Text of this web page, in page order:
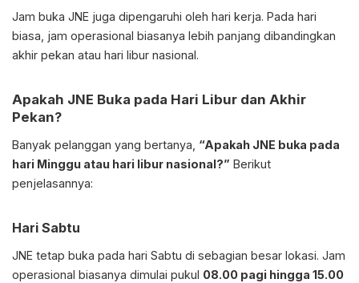
Jam buka JNE juga dipengaruhi oleh hari kerja. Pada hari
biasa, jam operasional biasanya lebih panjang dibandingkan
akhir pekan atau hari libur nasional.
Apakah JNE Buka pada Hari Libur dan Akhir
Pekan?
Banyak pelanggan yang bertanya, “Apakah JNE buka pada
hari Minggu atau hari libur nasional?” Berikut
penjelasannya:
Hari Sabtu
JNE tetap buka pada hari Sabtu di sebagian besar lokasi. Jam
operasional biasanya dimulai pukul 08.00 pagi hingga 15.00